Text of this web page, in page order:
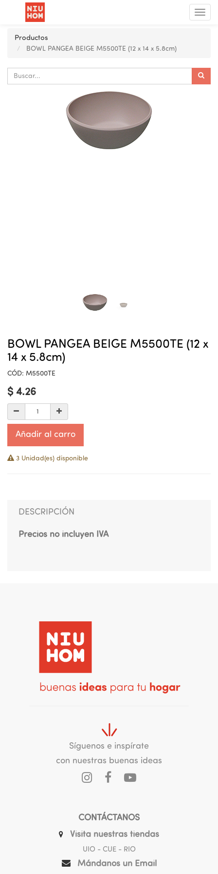
Menú
de
Productos
BOWL PANGEA BEIGE M5500TE (12 x 14 x 5.8cm)
BOWL PANGEA BEIGE M5500TE (12 x
14 x 5.8cm)
CÓD: M5500TE
$ 4.26
Añadir al carro
3 Unidad(es) disponible
DESCRIPCIÓN
Precios no incluyen IVA
Síguenos e inspírate
con nuestras buenas ideas
CONTÁCTANOS
Visita nuestras tiendas
UIO - CUE - RIO
Mándanos un Email